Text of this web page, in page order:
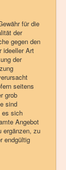
für die
der
gegen den
ideeller Art
der
seitens
grob
sind
es sich
Angebot
ergänzen, zu
endgültig